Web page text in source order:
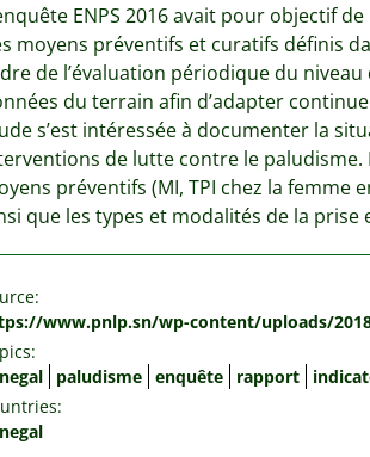
ENPS 2016 avait pour objectif
moyens préventifs et curatifs définis
de l’évaluation périodique du
du terrain afin d’adapter
s’est intéressée à documenter la
de lutte contre le
préventifs (MI, TPI chez la femme
que les types et modalités de la prise
www.pnlp.sn/wp-content/uploads/2018/
paludisme enquête rapport